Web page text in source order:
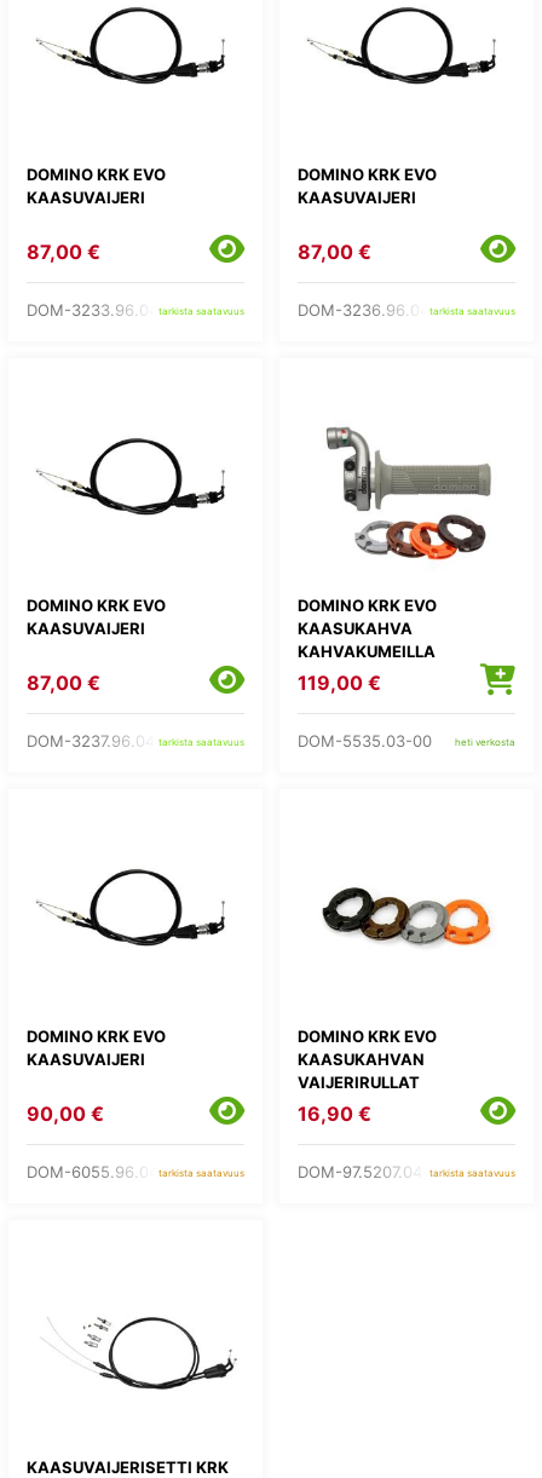
DOMINO KRK EVO
KAASUVAIJERI
87,00 €
DOM-3233.96.04-00tarkista saatavuus
DOMINO KRK EVO
KAASUVAIJERI
87,00 €
DOM-3236.96.04-00tarkista saatavuus
DOMINO KRK EVO
KAASUVAIJERI
87,00 €
DOM-3237.96.04-00tarkista saatavuus
DOMINO KRK EVO
KAASUKAHVA
KAHVAKUMEILLA
119,00 €
DOM-5535.03-00 heti verkosta
DOMINO KRK EVO
KAASUVAIJERI
90,00 €
DOM-6055.96.04-00tarkista saatavuus
DOMINO KRK EVO
KAASUKAHVAN
VAIJERIRULLAT
16,90 €
DOM-97.5207.04-00tarkista saatavuus
KAASUVAIJERISETTI KRK